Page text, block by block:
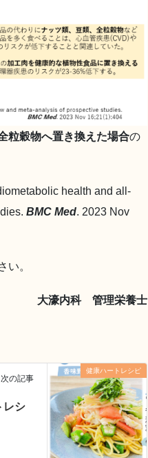
粒穀物へ置き換えた場合の
health and all-
BMC Med. 2023 Nov
い。
大濠内科 管理栄養士
健康ハートレシピ
次の記事
レシ